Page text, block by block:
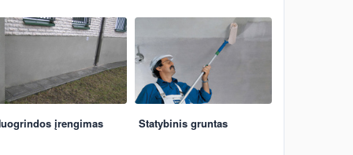
įrengimas Statybinis gruntas